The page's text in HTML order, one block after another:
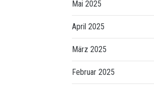
Mai 2025
April 2025
März 2025
Februar 2025